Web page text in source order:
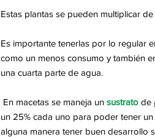
Estas plantas se pueden multiplicar
Es importante tenerlas por lo regular
como un menos consumo y también
una cuarta parte de agua.
En macetas se maneja un sustrato de
un 25% cada uno para poder tener
alguna manera tener buen desarrollo